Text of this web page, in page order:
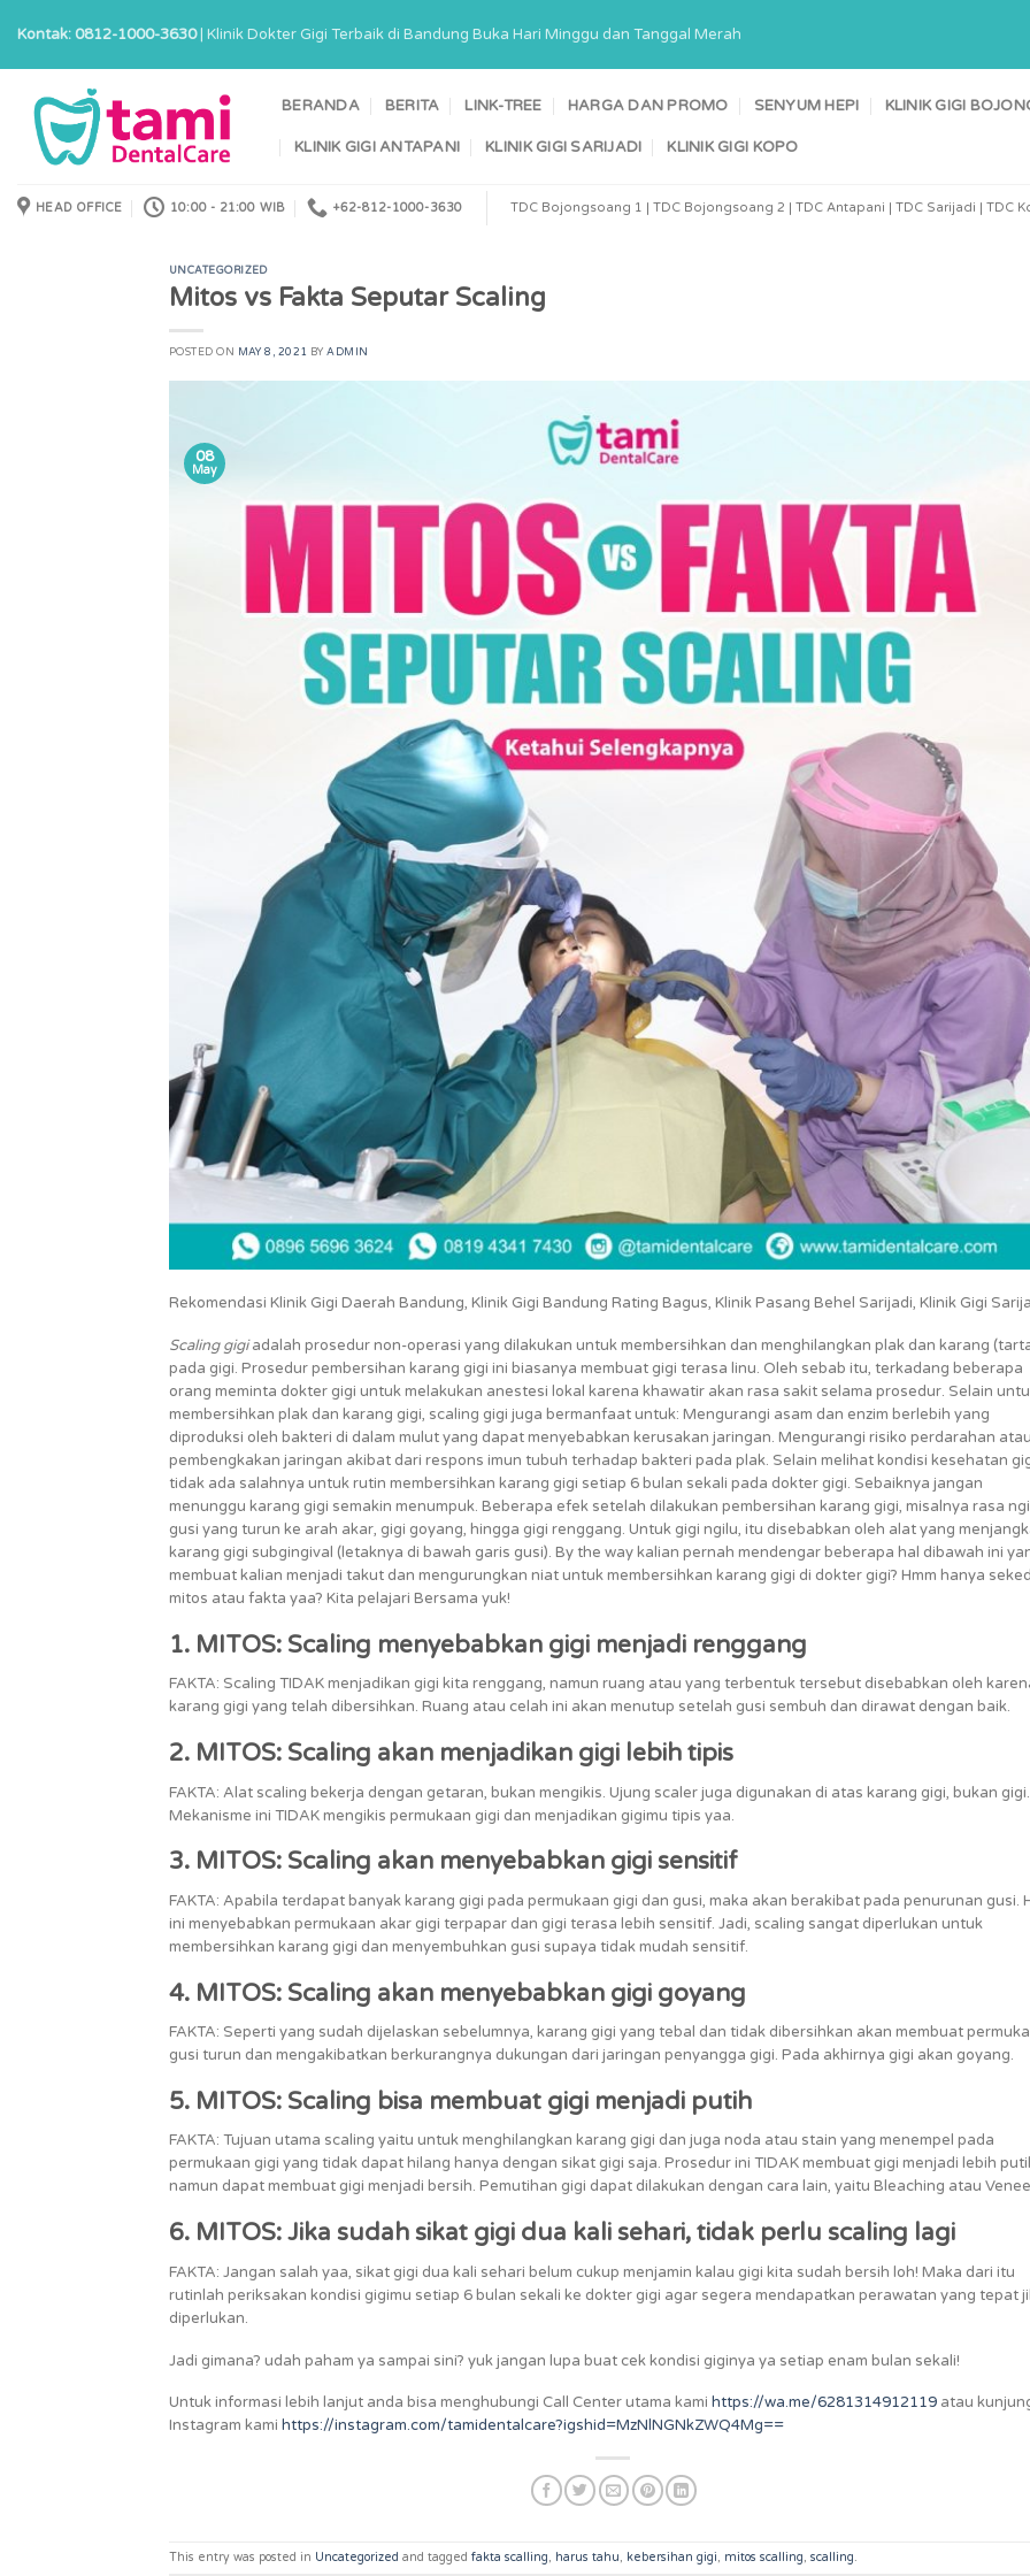
content
Kontak: 0812-1000-3630| Klinik Dokter Gigi Terbaik di Bandung Buka Hari Minggu dan Tanggal Merah
BERANDA BERITA LINK-TREE HARGA DAN PROMO SENYUM HEPI KLINIK GIGI
KLINIK GIGI ANTAPANI KLINIK GIGI SARIJADI KLINIK GIGI KOPO
HEAD OFFICE 10:00 - 21:00 WIB +62-812-1000-3630 TDC Bojongsoang 1 | TDC Bojongsoang 2 | TDC Antapani | TDC Sarijadi | TDC
UNCATEGORIZED
Mitos vs Fakta Seputar Scaling
POSTED ON MAY 8, 2021 BYADMIN
08
May
Rekomendasi Klinik Gigi Daerah Bandung, Klinik Gigi Bandung Rating Bagus, Klinik Pasang Behel Sarijadi, Klinik Gigi
Scaling gigiadalah prosedur non-operasi yang dilakukan untuk membersihkan dan menghilangkan plak dan karang
pada gigi. Prosedur pembersihan karang gigi ini biasanya membuat gigi terasa linu. Oleh sebab itu, terkadang beberapa
orang meminta dokter gigi untuk melakukan anestesi lokal karena khawatir akan rasa sakit selama prosedur. Selain
membersihkan plak dan karang gigi, scaling gigi juga bermanfaat untuk: Mengurangi asam dan enzim berlebih yang
diproduksi oleh bakteri di dalam mulut yang dapat menyebabkan kerusakan jaringan. Mengurangi risiko perdarahan atau
pembengkakan jaringan akibat dari respons imun tubuh terhadap bakteri pada plak. Selain melihat kondisi kesehatan
tidak ada salahnya untuk rutin membersihkan karang gigi setiap 6 bulan sekali pada dokter gigi. Sebaiknya jangan
menunggu karang gigi semakin menumpuk. Beberapa efek setelah dilakukan pembersihan karang gigi, misalnya rasa
gusi yang turun ke arah akar, gigi goyang, hingga gigi renggang. Untuk gigi ngilu, itu disebabkan oleh alat yang
karang gigi subgingival (letaknya di bawah garis gusi). By the way kalian pernah mendengar beberapa hal dibawah ini
membuat kalian menjadi takut dan mengurungkan niat untuk membersihkan karang gigi di dokter gigi? Hmm hanya
mitos atau fakta yaa? Kita pelajari Bersama yuk!
1. MITOS: Scaling menyebabkan gigi menjadi renggang
FAKTA: Scaling TIDAK menjadikan gigi kita renggang, namun ruang atau yang terbentuk tersebut disebabkan oleh
karang gigi yang telah dibersihkan. Ruang atau celah ini akan menutup setelah gusi sembuh dan dirawat dengan baik.
2. MITOS: Scaling akan menjadikan gigi lebih tipis
FAKTA: Alat scaling bekerja dengan getaran, bukan mengikis. Ujung scaler juga digunakan di atas karang gigi, bukan gigi.
Mekanisme ini TIDAK mengikis permukaan gigi dan menjadikan gigimu tipis yaa.
3. MITOS: Scaling akan menyebabkan gigi sensitif
FAKTA: Apabila terdapat banyak karang gigi pada permukaan gigi dan gusi, maka akan berakibat pada penurunan gusi.
ini menyebabkan permukaan akar gigi terpapar dan gigi terasa lebih sensitif. Jadi, scaling sangat diperlukan untuk
membersihkan karang gigi dan menyembuhkan gusi supaya tidak mudah sensitif.
4. MITOS: Scaling akan menyebabkan gigi goyang
FAKTA: Seperti yang sudah dijelaskan sebelumnya, karang gigi yang tebal dan tidak dibersihkan akan membuat
gusi turun dan mengakibatkan berkurangnya dukungan dari jaringan penyangga gigi. Pada akhirnya gigi akan goyang.
5. MITOS: Scaling bisa membuat gigi menjadi putih
FAKTA: Tujuan utama scaling yaitu untuk menghilangkan karang gigi dan juga noda atau stain yang menempel pada
permukaan gigi yang tidak dapat hilang hanya dengan sikat gigi saja. Prosedur ini TIDAK membuat gigi menjadi lebih
namun dapat membuat gigi menjadi bersih. Pemutihan gigi dapat dilakukan dengan cara lain, yaitu Bleaching atau
6. MITOS: Jika sudah sikat gigi dua kali sehari, tidak perlu scaling lagi
FAKTA: Jangan salah yaa, sikat gigi dua kali sehari belum cukup menjamin kalau gigi kita sudah bersih loh! Maka dari itu
rutinlah periksakan kondisi gigimu setiap 6 bulan sekali ke dokter gigi agar segera mendapatkan perawatan yang tepat
diperlukan.
Jadi gimana? udah paham ya sampai sini? yuk jangan lupa buat cek kondisi giginya ya setiap enam bulan sekali!
Untuk informasi lebih lanjut anda bisa menghubungi Call Center utama kami https://wa.me/6281314912119 atau
Instagram kami https://instagram.com/tamidentalcare?igshid=MzNlNGNkZWQ4Mg==
This entry was posted in Uncategorized and tagged fakta scalling, harus tahu, kebersihan gigi, mitos scalling, scalling.